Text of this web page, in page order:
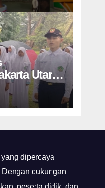
Utara
dipercaya
dukungan
peserta didik, dan